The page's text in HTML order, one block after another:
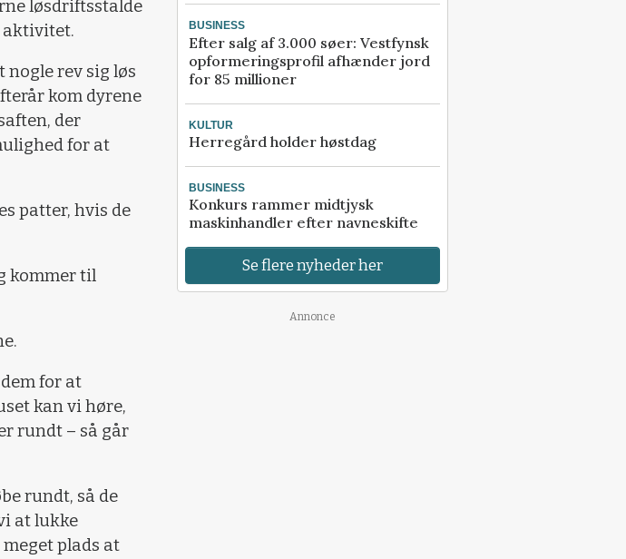
løsdriftsstalde
aktivitet.
nogle rev sig løs
kom dyrene
der
for at
patter, hvis de
kommer til
for at
kan vi høre,
rundt – så går
rundt, så de
at lukke
plads at
BUSINESS
Efter salg af 3.000 søer: Vestfynsk
opformeringsprofil afhænder jord
for 85 millioner
KULTUR
Herregård holder høstdag
BUSINESS
Konkurs rammer midtjysk
maskinhandler efter navneskifte
Se flere nyheder her
Annonce